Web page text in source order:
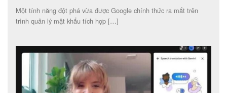
Một tính năng đột phá vừa được Google chính thức ra mắt trên
trình quản lý mật khẩu tích hợp […]